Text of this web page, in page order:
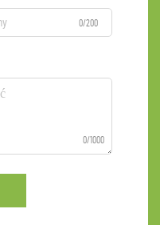
0/200
0/1000